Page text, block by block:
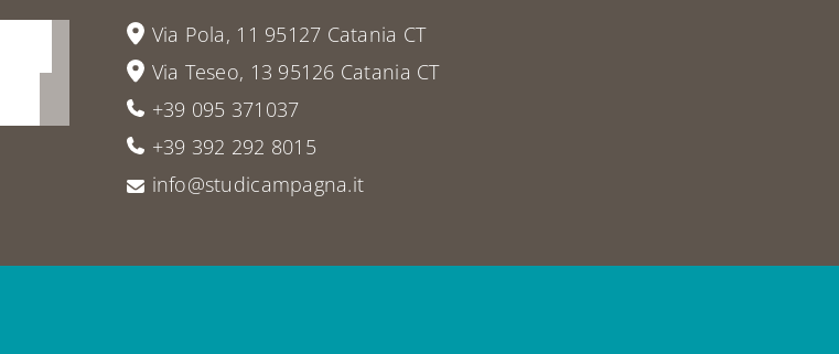
Via Pola, 11 95127 Catania CT
Via Teseo, 13 95126 Catania CT
+39 095 371037
+39 392 292 8015
info@studicampagna.it